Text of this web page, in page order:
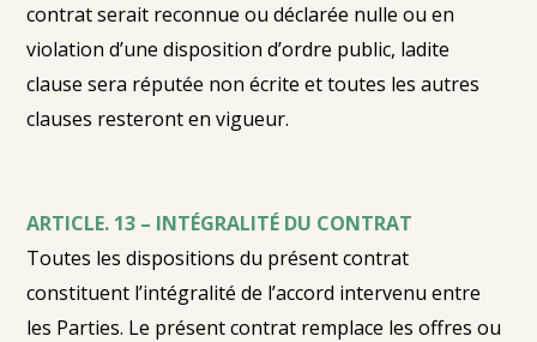
contrat serait reconnue ou déclarée nulle ou en
violation d’une disposition d’ordre public, ladite
clause sera réputée non écrite et toutes les autres
clauses resteront en vigueur.
ARTICLE. 13 – INTÉGRALITÉ DU CONTRAT
Toutes les dispositions du présent contrat
constituent l’intégralité de l’accord intervenu entre
les Parties. Le présent contrat remplace les offres ou